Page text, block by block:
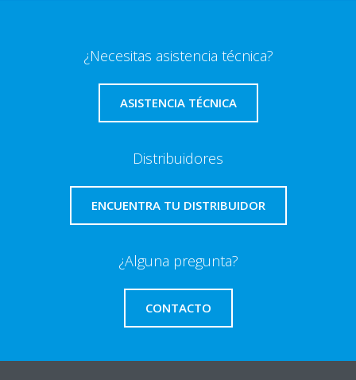
¿Necesitas asistencia técnica?
ASISTENCIA TÉCNICA
Distribuidores
ENCUENTRA TU DISTRIBUIDOR
¿Alguna pregunta?
CONTACTO